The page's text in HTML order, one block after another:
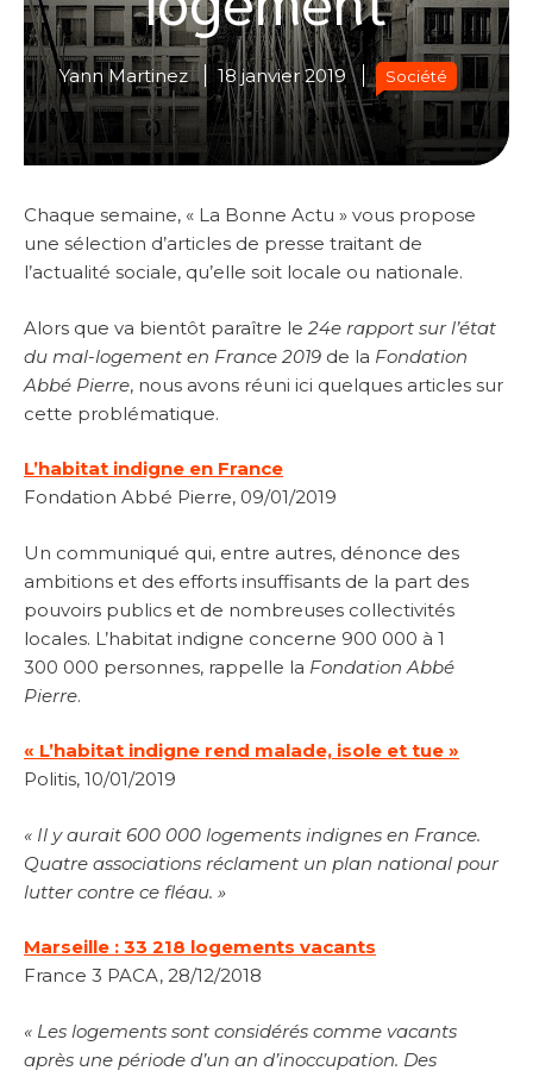
Yann Martinez 18 janvier 2019 Société
Chaque semaine, « La Bonne Actu » vous propose
une sélection d’articles de presse traitant de
l’actualité sociale, qu’elle soit locale ou nationale.
Alors que va bientôt paraître le 24e rapport sur l’état
du mal-logement en France 2019 de la Fondation
Abbé Pierre, nous avons réuni ici quelques articles sur
cette problématique.
L’habitat indigne en France
Fondation Abbé Pierre, 09/01/2019
Un communiqué qui, entre autres, dénonce des
ambitions et des efforts insuffisants de la part des
pouvoirs publics et de nombreuses collectivités
locales. L’habitat indigne concerne 900 000 à 1
300 000 personnes, rappelle la Fondation Abbé
Pierre.
« L’habitat indigne rend malade, isole et tue »
Politis, 10/01/2019
« Il y aurait 600 000 logements indignes en France.
Quatre associations réclament un plan national pour
lutter contre ce fléau. »
Marseille : 33 218 logements vacants
France 3 PACA, 28/12/2018
« Les logements sont considérés comme vacants
après une période d’un an d’inoccupation. Des